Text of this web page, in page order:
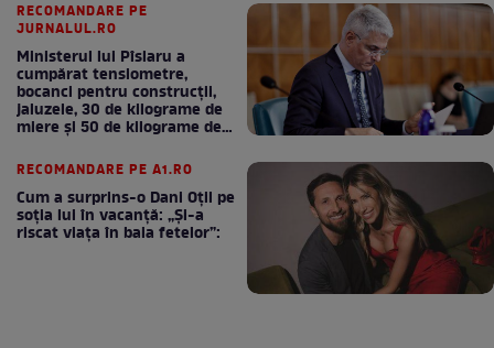
RECOMANDARE PE
JURNALUL.RO
Ministerul lui Pîslaru a
cumpărat tensiometre,
bocanci pentru construcții,
jaluzele, 30 de kilograme de
miere și 50 de kilograme de
RECOMANDARE PE A1.RO
Cum a surprins-o Dani Oțil pe
soția lui în vacanță: „Și-a
riscat viața în baia fetelor”: